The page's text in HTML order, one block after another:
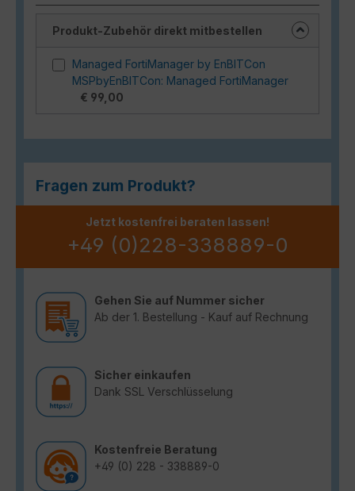
Produkt-Zubehör direkt mitbestellen
Managed FortiManager by EnBITCon
MSPbyEnBITCon: Managed FortiManager
€ 99,00
Fragen zum Produkt?
Jetzt kostenfrei beraten lassen!
+49 (0)228-338889-0
Gehen Sie auf Nummer sicher
Ab der 1. Bestellung - Kauf auf Rechnung
Sicher einkaufen
Dank SSL Verschlüsselung
Kostenfreie Beratung
+49 (0) 228 - 338889-0